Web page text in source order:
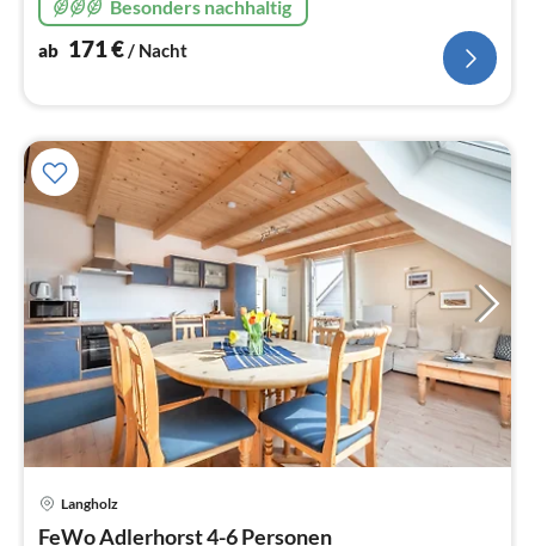
Besonders nachhaltig
ab 171€/ Nacht
Langholz
FeWo Adlerhorst 4-6 Personen